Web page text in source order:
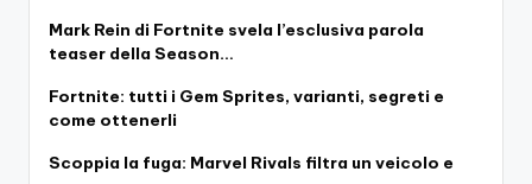
Mark Rein di Fortnite svela l’esclusiva parola
teaser della Season…
Fortnite: tutti i Gem Sprites, varianti, segreti e
come ottenerli
Scoppia la fuga: Marvel Rivals filtra un veicolo e